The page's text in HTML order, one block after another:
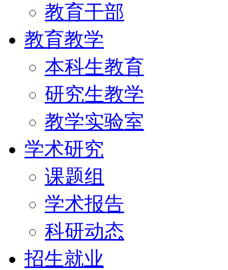
教育干部
教育教学
本科生教育
研究生教学
教学实验室
学术研究
课题组
学术报告
科研动态
招生就业